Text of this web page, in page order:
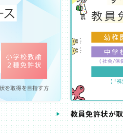
教員免許状が